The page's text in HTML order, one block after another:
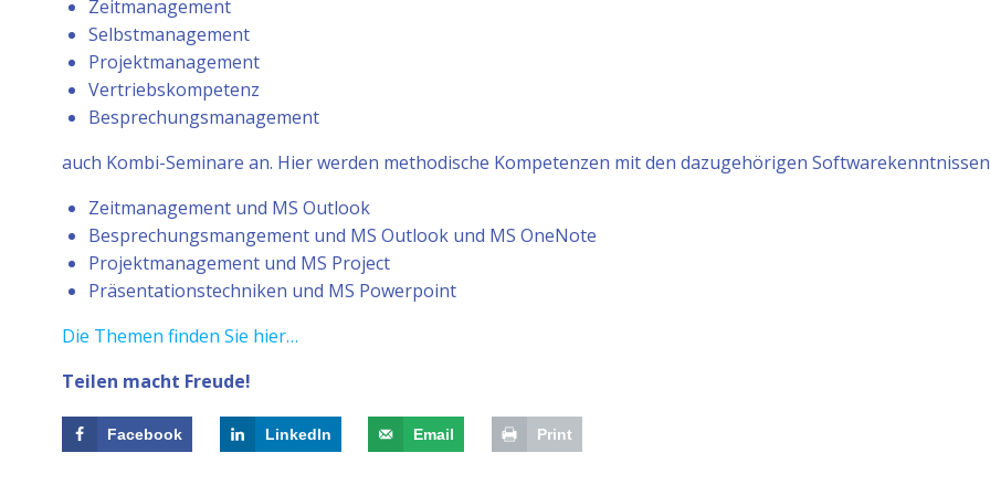
Zeitmanagement
Selbstmanagement
Projektmanagement
Vertriebskompetenz
Besprechungsmanagement
auch Kombi-Seminare an. Hier werden methodische Kompetenzen mit den dazugehörigen
Zeitmanagement und MS Outlook
Besprechungsmangement und MS Outlook und MS OneNote
Projektmanagement und MS Project
Präsentationstechniken und MS Powerpoint
Die Themen finden Sie hier…
Teilen macht Freude!
Facebook LinkedIn Email Print